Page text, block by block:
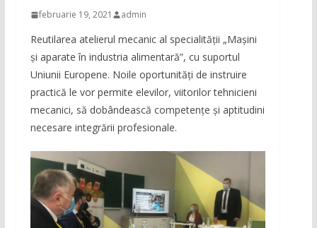
februarie 19, 2021 admin
Reutilarea atelierul mecanic al specialității „Mașini
și aparate în industria alimentară”, cu suportul
Uniunii Europene. Noile oportunități de instruire
practică le vor permite elevilor, viitorilor tehnicieni
mecanici, să dobândească competențe și aptitudini
necesare integrării profesionale.